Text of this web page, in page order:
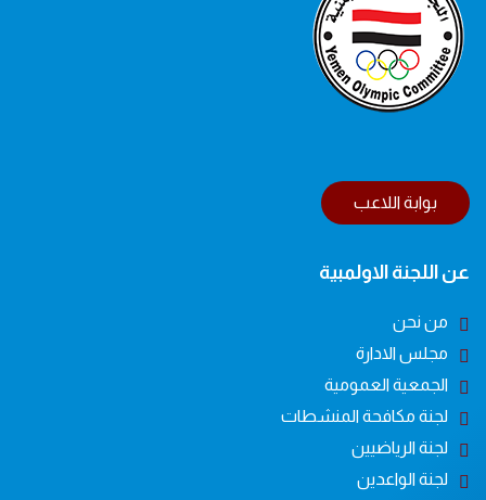
بوابة اللاعب
عن اللجنة الاولمبية
من نحن
مجلس الادارة
الجمعية العمومية
لجنة مكافحة المنشطات
لجنة الرياضيين
لجنة الواعدين